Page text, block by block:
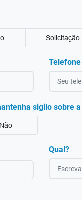
Solicitação
Telefone
sigilo sobre
Não
Qual?